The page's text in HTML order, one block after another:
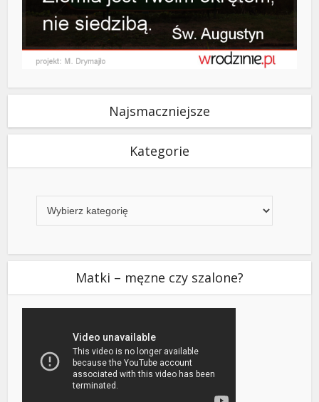
Najsmaczniejsze
Kategorie
Matki – męzne czy szalone?